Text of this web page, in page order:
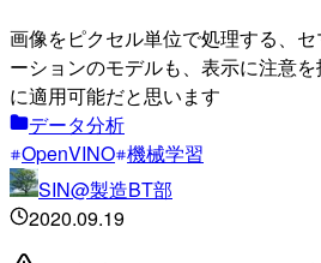
画像をピクセル単位で処理する、
ーションのモデルも、表示に注意
に適用可能だと思います
データ分析
OpenVINO 機械学習
SIN@製造BT部
2020.09.19